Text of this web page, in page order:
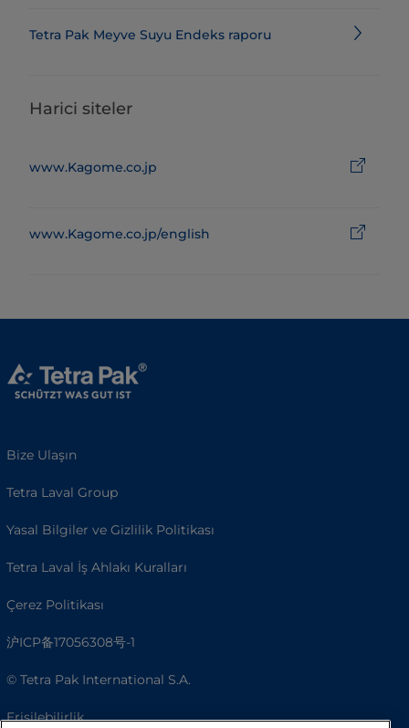
Tetra Pak Meyve Suyu Endeks raporu
Harici siteler
www.Kagome.co.jp
www.Kagome.co.jp/english
Bize Ulaşın
Tetra Laval Group
Yasal Bilgiler ve Gizlilik Politikası
Tetra Laval İş Ahlakı Kuralları
Çerez Politikası
沪ICP备17056308号-1
© Tetra Pak International S.A.
Erişilebilirlik